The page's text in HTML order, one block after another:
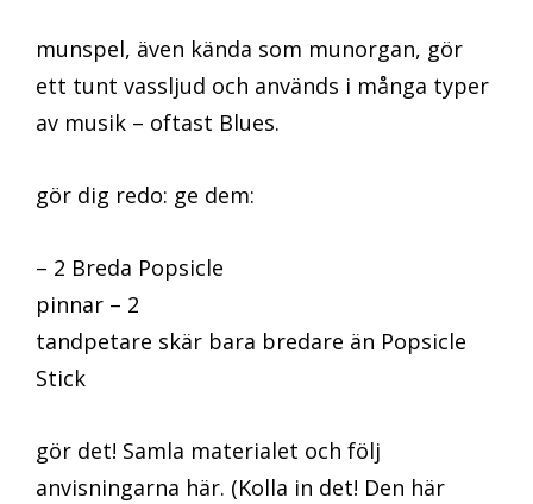
munspel, även kända som munorgan, gör
ett tunt vassljud och används i många typer
av musik – oftast Blues.
gör dig redo: ge dem:
– 2 Breda Popsicle
pinnar – 2
tandpetare skär bara bredare än Popsicle
Stick
gör det! Samla materialet och följ
anvisningarna här. (Kolla in det! Den här